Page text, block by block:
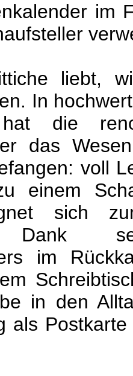
im
liebt,
In
die
das
voll
einem
sich
Dank
im
in den
als